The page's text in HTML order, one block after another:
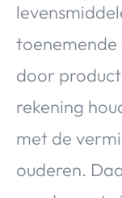
door
rekening
met de
ouderen.